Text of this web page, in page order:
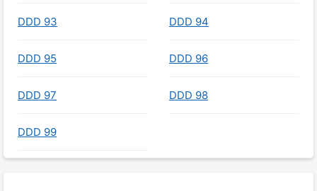
DDD 93 DDD 94
DDD 95 DDD 96
DDD 97 DDD 98
DDD 99